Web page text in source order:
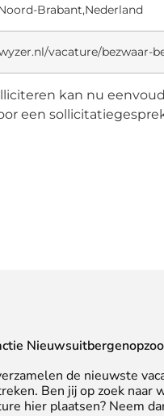
Brabant,Nederland
vacature/bezwaar-
kan nu
een
de nieuwste
Ben jij op zoek naar
hier plaatsen? Neem